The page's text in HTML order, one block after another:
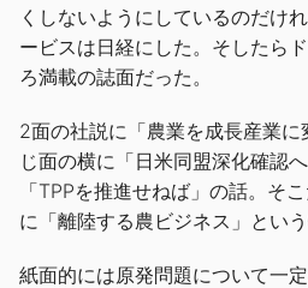
くしないようにしているのだけ
ービスは日経にした。そしたら
ろ満載の誌面だった。
2面の社説に「農業を成長産業
じ面の横に「日米同盟深化確認
「TPPを推進せねば」の話。そ
に「離陸する農ビジネス」という
紙面的には原発問題について一